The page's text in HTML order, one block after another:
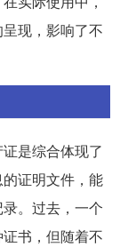
现，影响了不
是综合体现了
证明文件，能
。过去，一个
书，但随着不